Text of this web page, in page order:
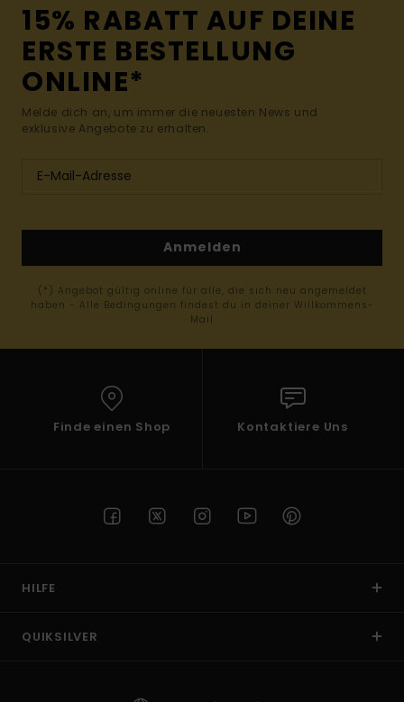
15% RABATT AUF DEINE
ERSTE BESTELLUNG
ONLINE*
Melde dich an, um immer die neuesten News und
exklusive Angebote zu erhalten.
Anmelden
(*) Angebot gültig online für alle, die sich neu angemeldet
haben - Alle Bedingungen findest du in deiner Willkommens-
Mail
Finde einen Shop Kontaktiere Uns
HILFE
QUIKSILVER